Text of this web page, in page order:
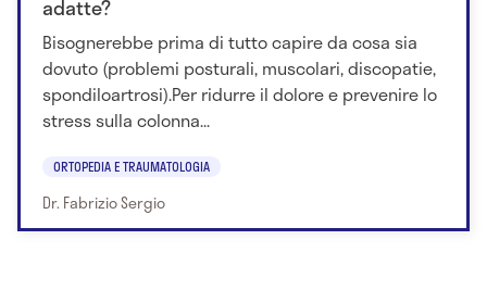
adatte?
Bisognerebbe prima di tutto capire da cosa sia
dovuto (problemi posturali, muscolari, discopatie,
spondiloartrosi).Per ridurre il dolore e prevenire lo
stress sulla colonna...
ORTOPEDIA E TRAUMATOLOGIA
Dr. Fabrizio Sergio